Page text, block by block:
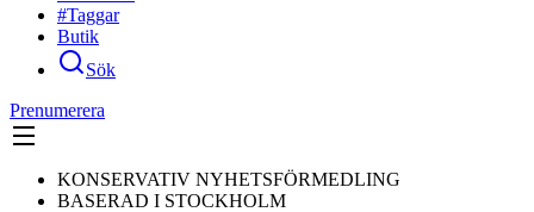
#Taggar
Butik
Sök
Prenumerera
KONSERVATIV NYHETSFÖRMEDLING
BASERAD I STOCKHOLM